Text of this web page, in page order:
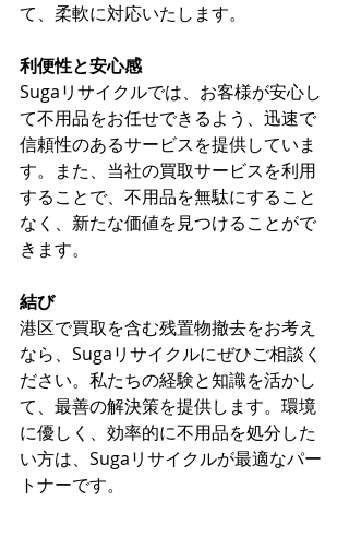
て、柔軟に対応いたします。
利便性と安心感
Sugaリサイクルでは、お客様が安心し
て不用品をお任せできるよう、迅速で
信頼性のあるサービスを提供していま
す。また、当社の買取サービスを利用
することで、不用品を無駄にすること
なく、新たな価値を見つけることがで
きます。
結び
港区で買取を含む残置物撤去をお考え
なら、Sugaリサイクルにぜひご相談く
ださい。私たちの経験と知識を活かし
て、最善の解決策を提供します。環境
に優しく、効率的に不用品を処分した
い方は、Sugaリサイクルが最適なパー
トナーです。